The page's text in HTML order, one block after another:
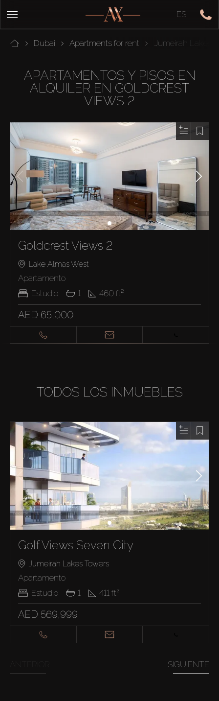
ES
Dubai Apartments for rent Jumeirah Lakes
APARTAMENTOS Y PISOS EN
ALQUILER EN GOLDCREST
VIEWS 2
Goldcrest Views 2
Lake Almas West
Apartamento
Estudio
1 460 ft²
AED 65,000
TODOS LOS INMUEBLES
Golf Views Seven City
Jumeirah Lakes Towers
Apartamento
Estudio
1 411 ft²
AED 569,999
SIGUIENTE